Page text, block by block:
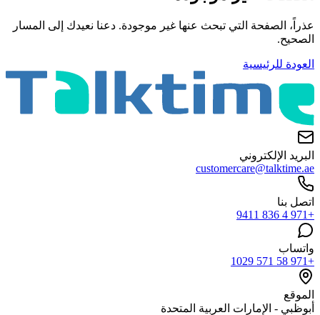
عذراً، الصفحة التي تبحث عنها غير موجودة. دعنا نعيدك إلى المسار
الصحيح.
العودة للرئيسية
البريد الإلكتروني
customercare@talktime.ae
اتصل بنا
+971 4 836 9411
واتساب
+971 58 571 1029
الموقع
أبوظبي - الإمارات العربية المتحدة